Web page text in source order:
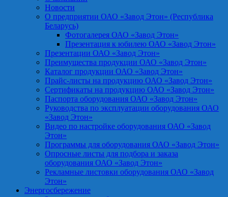
Новости
О предприятии ОАО «Завод Этон» (Республика
Беларусь)
Фотогалерея ОАО «Завод Этон»
Презентация к юбилею ОАО «Завод Этон»
Презентации ОАО «Завод Этон»
Преимущества продукции ОАО «Завод Этон»
Каталог продукции ОАО «Завод Этон»
Прайс-листы на продукцию ОАО «Завод Этон»
Сертификаты на продукцию ОАО «Завод Этон»
Паспорта оборудования ОАО «Завод Этон»
Руководства по эксплуатации оборудования ОАО
«Завод Этон»
Видео по настройке оборудования ОАО «Завод
Этон»
Программы для оборудования ОАО «Завод Этон»
Опросные листы для подбора и заказа
оборудования ОАО «Завод Этон»
Рекламные листовки оборудования ОАО «Завод
Этон»
Энергосбережение